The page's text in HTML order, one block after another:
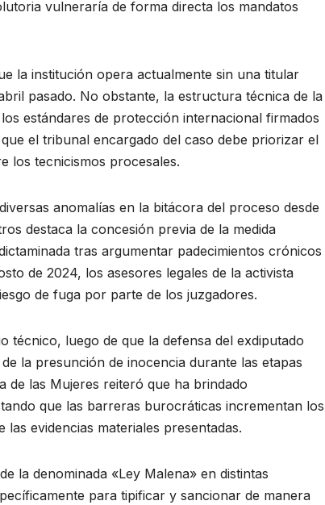
vulneraría de forma directa los mandatos
la institución opera actualmente sin una titular
pasado. No obstante, la estructura técnica de la
estándares de protección internacional firmados
el tribunal encargado del caso debe priorizar el
los tecnicismos procesales.
anomalías en la bitácora del proceso desde
destaca la concesión previa de la medida
tras argumentar padecimientos crónicos
de 2024, los asesores legales de la activista
de fuga por parte de los juzgadores.
técnico, luego de que la defensa del exdiputado
la presunción de inocencia durante las etapas
de las Mujeres reiteró que ha brindado
que las barreras burocráticas incrementan los
evidencias materiales presentadas.
la denominada «Ley Malena» en distintas
para tipificar y sancionar de manera